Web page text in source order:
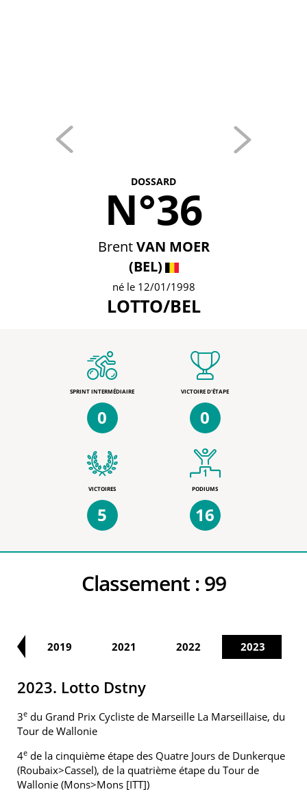
DOSSARD
N°36
Brent VAN MOER
(BEL)
né le 12/01/1998
LOTTO/BEL
SPRINT INTERMÉDIAIRE
0
VICTOIRE D'ÉTAPE
0
VICTOIRES
5
PODIUMS
16
Classement :99
2019 2021 2022 2023
2023. Lotto Dstny
3e du Grand Prix Cycliste de Marseille La Marseillaise, du
Tour de Wallonie
4e de la cinquième étape des Quatre Jours de Dunkerque
(Roubaix>Cassel), de la quatrième étape du Tour de
Wallonie (Mons>Mons [ITT])